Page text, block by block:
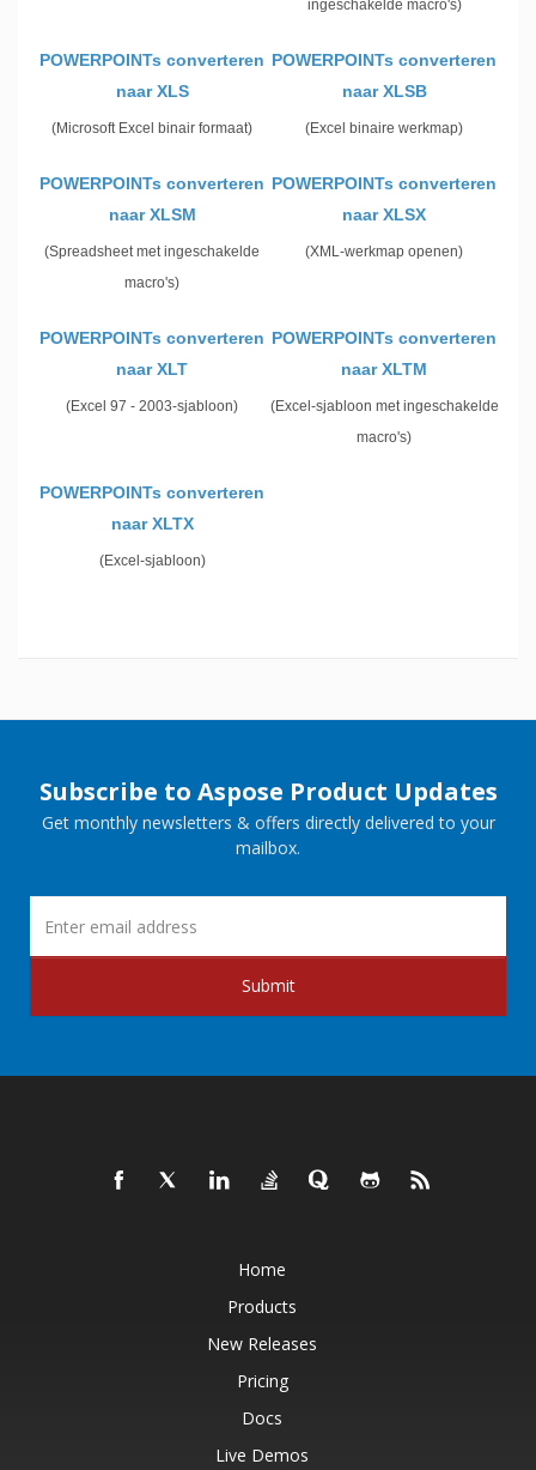
ingeschakelde macro's)
POWERPOINTs converteren
naar XLS
(Microsoft Excel binair formaat)
POWERPOINTs converteren
naar XLSB
(Excel binaire werkmap)
POWERPOINTs converteren
naar XLSM
(Spreadsheet met ingeschakelde
macro's)
POWERPOINTs converteren
naar XLSX
(XML-werkmap openen)
POWERPOINTs converteren
naar XLT
(Excel 97 - 2003-sjabloon)
POWERPOINTs converteren
naar XLTM
(Excel-sjabloon met ingeschakelde
macro's)
POWERPOINTs converteren
naar XLTX
(Excel-sjabloon)
Subscribe to Aspose Product Updates
Get monthly newsletters & offers directly delivered to your
mailbox.
Submit
Home
Products
New Releases
Pricing
Docs
Live Demos